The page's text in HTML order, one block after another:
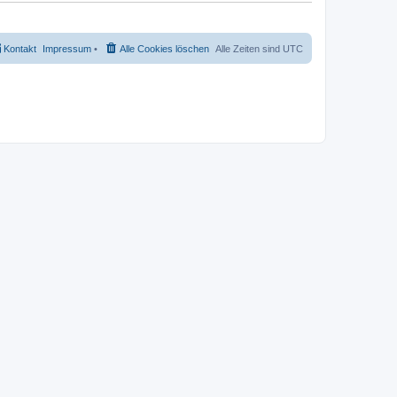
Alle Zeiten sind UTC
Alle Cookies löschen
Impressum •
Kontakt